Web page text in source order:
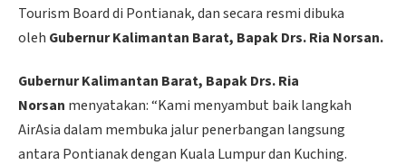
Tourism Board di Pontianak, dan secara resmi dibuka
oleh Gubernur Kalimantan Barat, Bapak Drs. Ria Norsan.
Gubernur Kalimantan Barat, Bapak Drs. Ria
Norsan menyatakan:“Kami menyambut baik langkah
AirAsia dalam membuka jalur penerbangan langsung
antara Pontianak dengan Kuala Lumpur dan Kuching.